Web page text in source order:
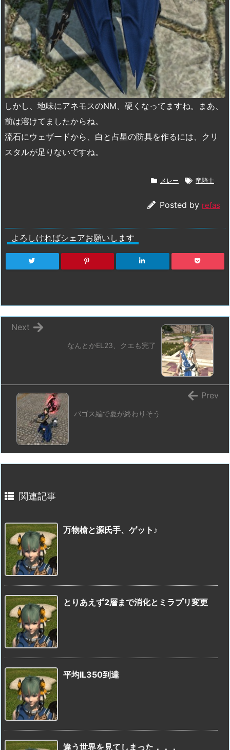
しかし、地味にアネモスのNM、硬くなってますね。まあ、
前は溶けてましたからね。
流石にウェザードから、白と占星の防具を作るには、クリ
スタルが足りないですね。
メレー 竜騎士
Posted by refas
よろしければシェアお願いします
なんとかEL23、クエも完了
Next
パゴス編で夏が終わりそう
Prev
関連記事
万物槍と源氏手、ゲット♪
とりあえず2層まで消化とミラプリ変更
平均IL350到達
違う世界を見てしまった．．．